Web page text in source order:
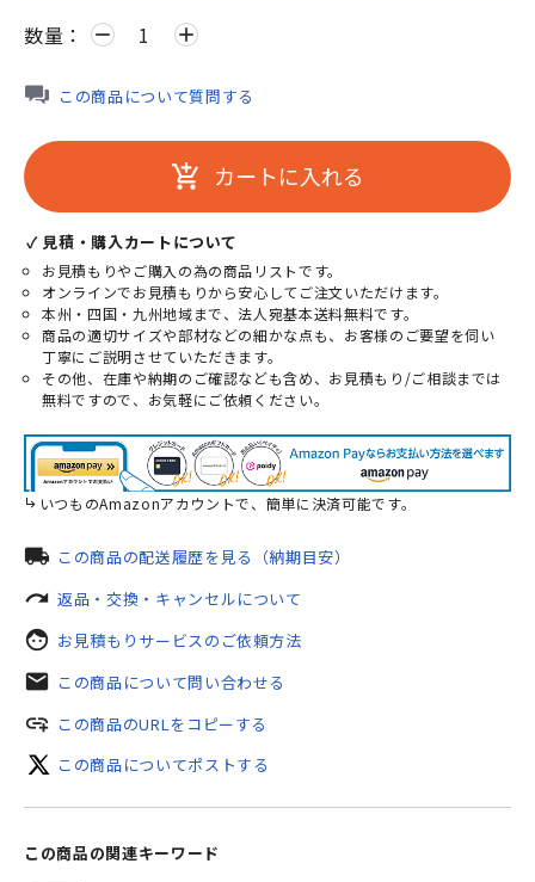
数量： remove add
この商品について質問する
add_shopping_cart カートに入れる
✓ 見積・購入カートについて
お見積もりやご購入の為の商品リストです。
オンラインでお見積もりから安心してご注文いただけます。
本州・四国・九州地域まで、法人宛基本送料無料です。
商品の適切サイズや部材などの細かな点も、お客様のご要望を伺い
丁寧にご説明させていただきます。
その他、在庫や納期のご確認なども含め、お見積もり/ご相談までは
無料ですので、お気軽にご依頼ください。
いつものAmazonアカウントで、簡単に決済可能です。
local_shipping この商品の配送履歴を見る（納期目安）
redo 返品・交換・キャンセルについて
face お見積もりサービスのご依頼方法
mail この商品について問い合わせる
add_link この商品のURLをコピーする
この商品についてポストする
この商品の関連キーワード